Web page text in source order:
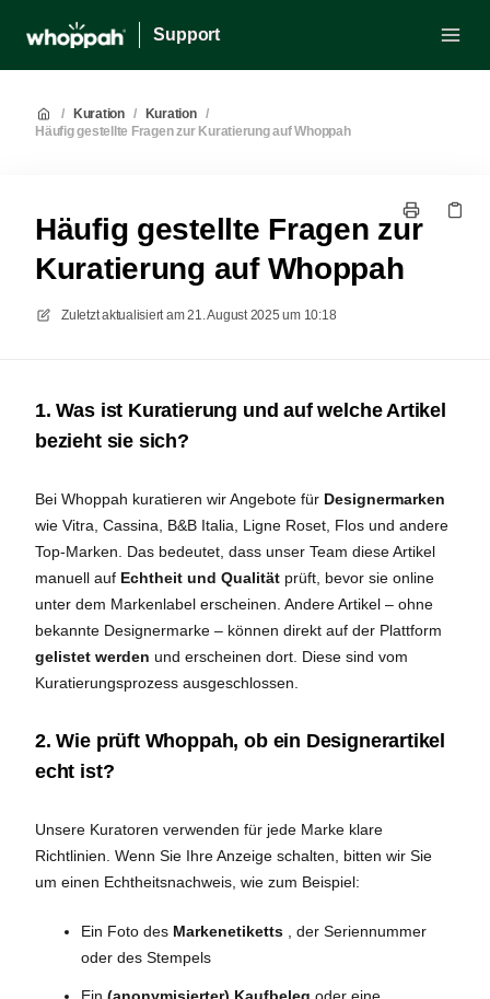
Support
/ Kuration / Kuration /
Häufig gestellte Fragen zur Kuratierung auf Whoppah
Häufig gestellte Fragen zur
Kuratierung auf Whoppah
Zuletzt aktualisiert am21. August 2025 um 10:18
1. Was ist Kuratierung und auf welche Artikel
bezieht sie sich?
Bei Whoppah kuratieren wir Angebote für Designermarken
wie Vitra, Cassina, B&B Italia, Ligne Roset, Flos und andere
Top-Marken. Das bedeutet, dass unser Team diese Artikel
manuell auf Echtheit und Qualität prüft, bevor sie online
unter dem Markenlabel erscheinen. Andere Artikel – ohne
bekannte Designermarke – können direkt auf der Plattform
gelistet werden und erscheinen dort. Diese sind vom
Kuratierungsprozess ausgeschlossen.
2. Wie prüft Whoppah, ob ein Designerartikel
echt ist?
Unsere Kuratoren verwenden für jede Marke klare
Richtlinien. Wenn Sie Ihre Anzeige schalten, bitten wir Sie
um einen Echtheitsnachweis, wie zum Beispiel:
Ein Foto des Markenetiketts , der Seriennummer
oder des Stempels
Ein (anonymisierter) Kaufbeleg oder eine